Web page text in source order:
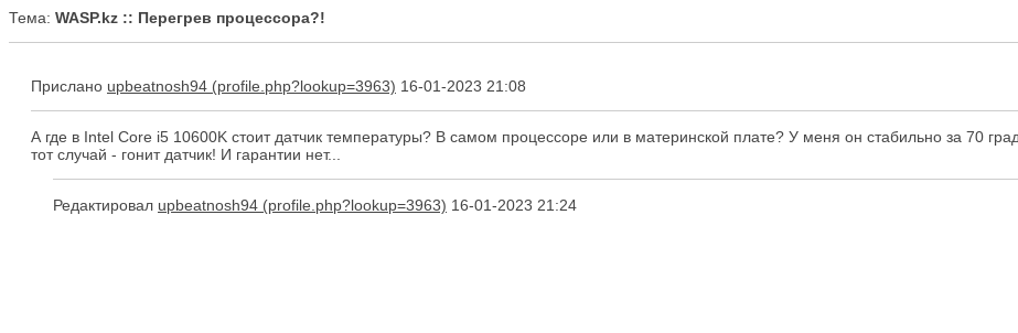
Тема: WASP.kz :: Перегрев процессора?!
Прислано upbeatnosh94 16-01-2023 21:08
А где в Intel Core i5 10600K стоит датчик температуры? В самом процессоре или в материнской плате? У меня он стабильно за 70
тот случай - гонит датчик! И гарантии нет...
Редактировал upbeatnosh94 16-01-2023 21:24